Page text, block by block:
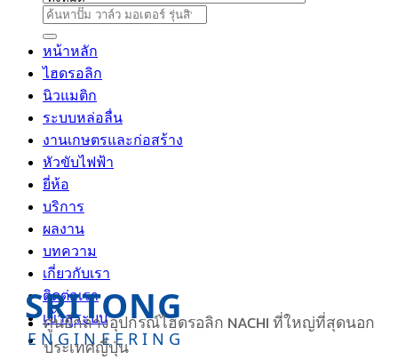
ค้นหา:
หน้าหลัก
ไฮดรอลิก
นิวแมติก
ระบบหล่อลื่น
งานเกษตรและก่อสร้าง
หัวขับไฟฟ้า
ยี่ห้อ
บริการ
ผลงาน
บทความ
เกี่ยวกับเรา
ติดต่อเรา
เข้าสู่ระบบ
ENGINEERING
SRITONG
ศูนย์กลางอุปกรณ์ไฮดรอลิก NACHI ที่ใหญ่ที่สุดนอก
ประเทศญี่ปุ่น